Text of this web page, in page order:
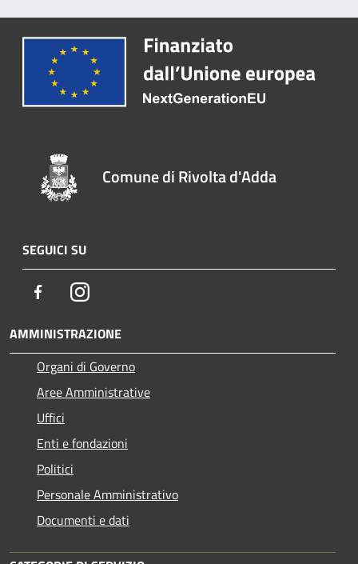
Comune di Rivolta d'Adda
SEGUICI SU
FacebookInstagram
AMMINISTRAZIONE
Organi di Governo
Aree Amministrative
Uffici
Enti e fondazioni
Politici
Personale Amministrativo
Documenti e dati